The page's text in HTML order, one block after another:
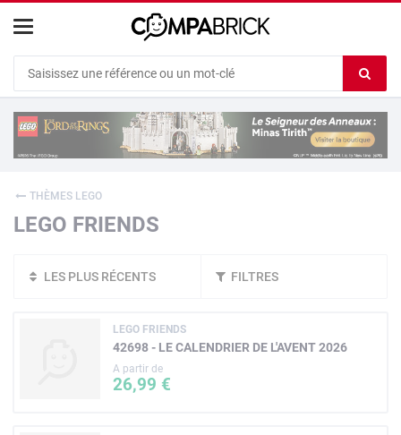
le
THÈMES LEGO
LEGO FRIENDS
LES PLUS RÉCENTS FILTRES
LEGO FRIENDS
42698 - LE CALENDRIER DE L'AVENT 2026
A partir de
26,99 €
Cookies management panel